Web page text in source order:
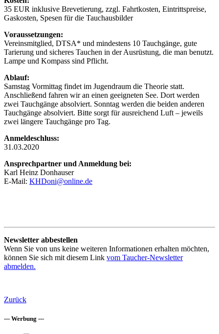
35 EUR inklusive Brevetierung, zzgl. Fahrtkosten, Eintrittspreise,
Gaskosten, Spesen für die Tauchausbilder
Voraussetzungen:
Vereinsmitglied, DTSA* und mindestens 10 Tauchgänge, gute
Tarierung und sicheres Tauchen in der Ausrüstung, die man benutzt.
Lampe und Kompass sind Pflicht.
Ablauf:
Samstag Vormittag findet im Jugendraum die Theorie statt.
Anschließend fahren wir an einen geeigneten See. Dort werden
zwei Tauchgänge absolviert. Sonntag werden die beiden anderen
Tauchgänge absolviert. Bitte sorgt für ausreichend Luft – jeweils
zwei längere Tauchgänge pro Tag.
Anmeldeschluss:
31.03.2020
Ansprechpartner und Anmeldung bei:
Karl Heinz Donhauser
E-Mail: KHDoni@online.de
Newsletter abbestellen
Wenn Sie von uns keine weiteren Informationen erhalten möchten,
können Sie sich mit diesem Link vom Taucher-Newsletter
abmelden.
Zurück
--- Werbung ---